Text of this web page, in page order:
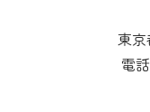
東
電話